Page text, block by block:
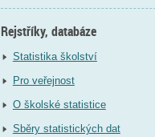
Rejstříky, databáze
Statistika školství
Pro veřejnost
O školské statistice
Sběry statistických dat